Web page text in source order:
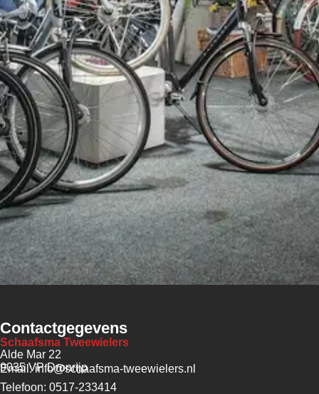
Contactgegevens
Schaafsma Tweewielers
Alde Mar 22
9035 VP Dronrijp
Email: info@schaafsma-tweewielers.nl
Telefoon: 0517-233414